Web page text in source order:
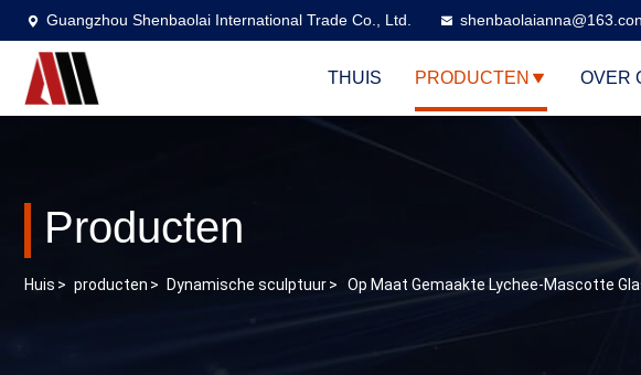
Guangzhou Shenbaolai International Trade Co., Ltd. shenbaolaianna@163.con
THUIS PRODUCTEN OVER
Producten
Huis > producten > Dynamische sculptuur> Op Maat Gemaakte Lychee-Mascotte